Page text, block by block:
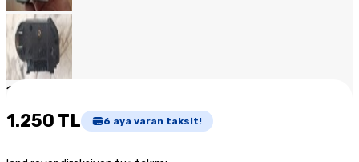
1
1.250 TL 6 aya varan taksit!